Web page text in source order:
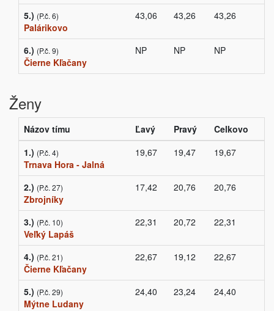
5.) (P.č. 6)
Palárikovo
43,06 43,26 43,26
6.) (P.č. 9)
Čierne Kľačany
NP NP NP
Ženy
Názov tímu Ľavý Pravý
Celkovo
1.) (P.č. 4)
Trnava Hora - Jalná
19,67 19,47 19,67
2.) (P.č. 27)
Zbrojníky
17,42 20,76 20,76
3.) (P.č. 10)
Veľký Lapáš
22,31 20,72 22,31
4.) (P.č. 21)
Čierne Kľačany
22,67 19,12 22,67
5.) (P.č. 29)
Mýtne Ludany
24,40 23,24 24,40